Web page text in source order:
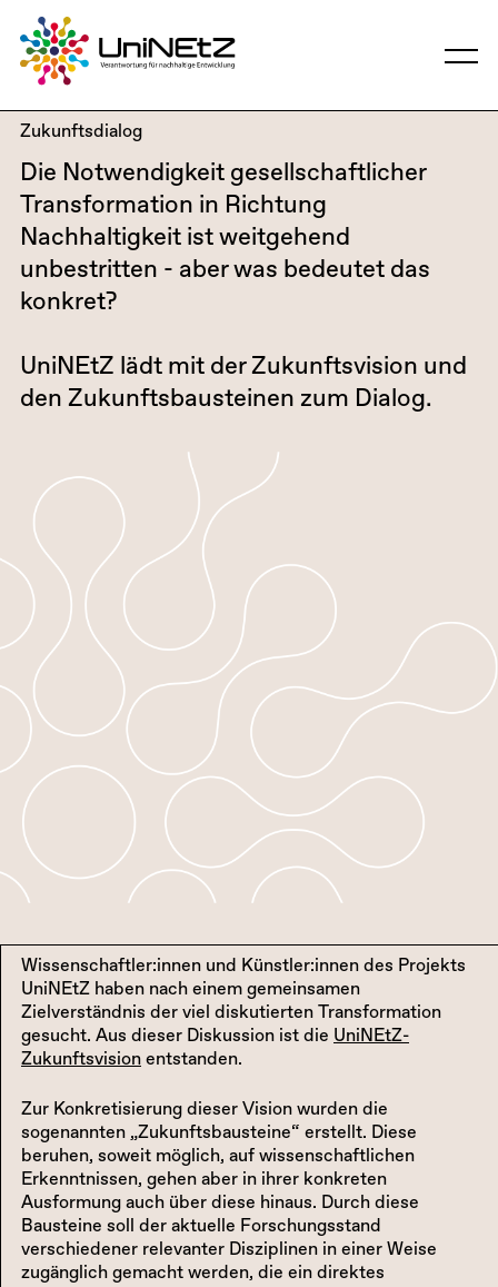
Zukunftsdialog
Die Notwendigkeit gesellschaftlicher
Transformation in Richtung
Nachhaltigkeit ist weitgehend
unbestritten - aber was bedeutet das
konkret?
UniNEtZ lädt mit der Zukunftsvision und
den Zukunftsbausteinen zum Dialog.
Wissenschaftler:innen und Künstler:innen des Projekts
UniNEtZ haben nach einem gemeinsamen
Zielverständnis der viel diskutierten Transformation
gesucht. Aus dieser Diskussion ist die UniNEtZ-
Zukunftsvision entstanden.
Zur Konkretisierung dieser Vision wurden die
sogenannten „Zukunftsbausteine“ erstellt. Diese
beruhen, soweit möglich, auf wissenschaftlichen
Erkenntnissen, gehen aber in ihrer konkreten
Ausformung auch über diese hinaus. Durch diese
Bausteine soll der aktuelle Forschungsstand
verschiedener relevanter Disziplinen in einer Weise
zugänglich gemacht werden, die ein direktes